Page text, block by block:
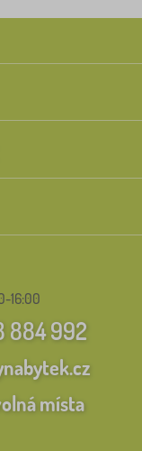
16:00
884 992
místa